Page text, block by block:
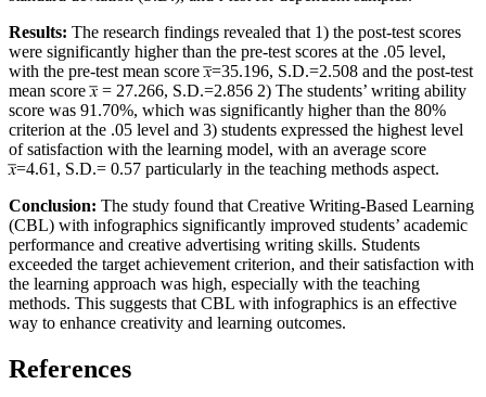
Results: The research findings revealed that 1) the post-test scores
were significantly higher than the pre-test scores at the .05 level,
with the pre-test mean score 𝑥̅=35.196, S.D.=2.508 and the post-test
mean score 𝑥̅ = 27.266, S.D.=2.856 2) The students’ writing ability
score was 91.70%, which was significantly higher than the 80%
criterion at the .05 level and 3) students expressed the highest level
of satisfaction with the learning model, with an average score
𝑥̅=4.61, S.D.= 0.57 particularly in the teaching methods aspect.
Conclusion: The study found that Creative Writing-Based Learning
(CBL) with infographics significantly improved students’ academic
performance and creative advertising writing skills. Students
exceeded the target achievement criterion, and their satisfaction with
the learning approach was high, especially with the teaching
methods. This suggests that CBL with infographics is an effective
way to enhance creativity and learning outcomes.
References